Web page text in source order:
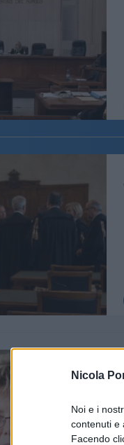
Nicola
Noi e i
contenuti e
Facendo